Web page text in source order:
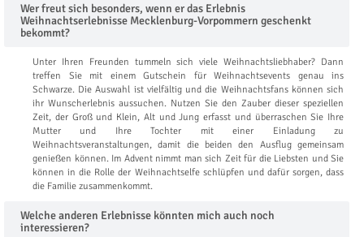
Wer freut sich besonders, wenn er das Erlebnis
Weihnachtserlebnisse Mecklenburg-Vorpommern geschenkt
bekommt?
Unter Ihren Freunden tummeln sich viele Weihnachtsliebhaber? Dann
treffen Sie mit einem Gutschein für Weihnachtsevents genau ins
Schwarze. Die Auswahl ist vielfältig und die Weihnachtsfans können sich
ihr Wunscherlebnis aussuchen. Nutzen Sie den Zauber dieser speziellen
Zeit, der Groß und Klein, Alt und Jung erfasst und überraschen Sie Ihre
Mutter und Ihre Tochter mit einer Einladung zu
Weihnachtsveranstaltungen, damit die beiden den Ausflug gemeinsam
genießen können. Im Advent nimmt man sich Zeit für die Liebsten und Sie
können in die Rolle der Weihnachtselfe schlüpfen und dafür sorgen, dass
die Familie zusammenkommt.
Welche anderen Erlebnisse könnten mich auch noch
interessieren?